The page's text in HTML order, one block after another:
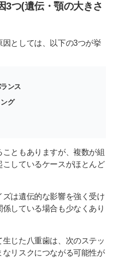
3つ(遺伝・顎の大きさ
としては、以下の3つが挙
ンス
グ
ともありますが、複数が組
しているケースがほとんど
は遺伝的な影響を強く受け
している場合も少なくあり
じた八重歯は、次のステッ
リスクにつながる可能性が